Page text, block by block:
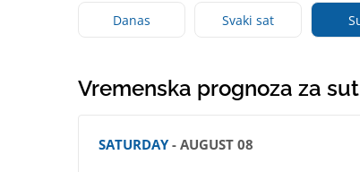
Danas Svaki sat
Vremenska prognoza za
SATURDAY- AUGUST 08